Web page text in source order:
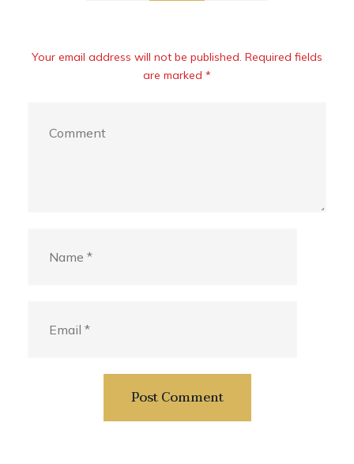
Your email address will not be published. Required fields
are marked *